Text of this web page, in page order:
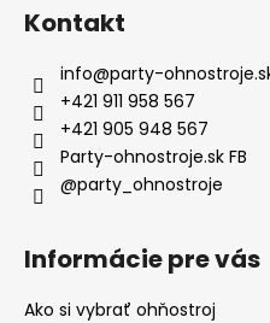
Kontakt
info@party-
+421 911 958 567
+421 905 948 567
Party-ohnostroje.sk FB
@party_ohnostroje
Informácie pre vás
Ako si vybrať ohňostroj